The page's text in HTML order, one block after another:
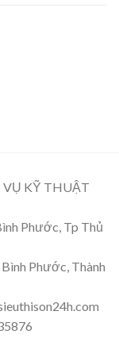
KỸ THUẬT
Phước, Tp Thủ
Phước, Thành